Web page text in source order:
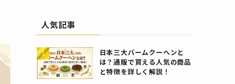
人気記事
日本三大バームクーヘンと
は？通販で買える人気の商品
と特徴を詳しく解説！